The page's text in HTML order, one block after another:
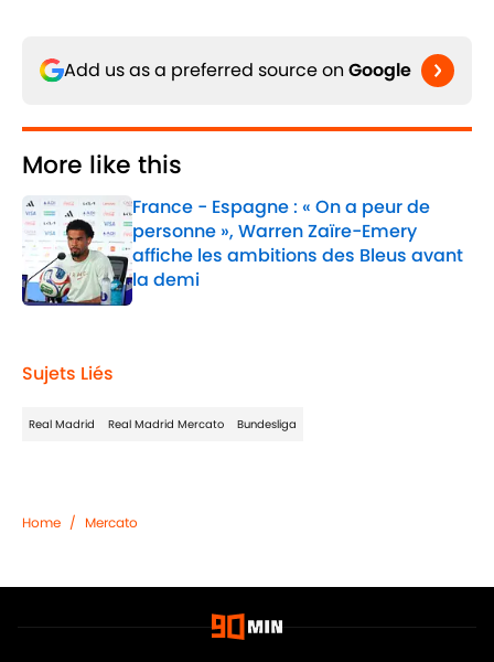
Add us as a preferred source on Google
More like this
France - Espagne : « On a peur de
personne », Warren Zaïre-Emery
affiche les ambitions des Bleus avant
la demi
Published by on Invalid Date
Sujets Liés
Real Madrid Real Madrid Mercato Bundesliga
Home / Mercato